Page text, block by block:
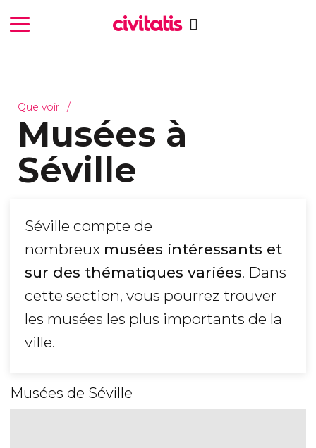
Que voir
Musées à
Séville
Séville compte de
nombreux musées intéressants et
sur des thématiques variées. Dans
cette section, vous pourrez trouver
les musées les plus importants de la
ville.
Musées de Séville